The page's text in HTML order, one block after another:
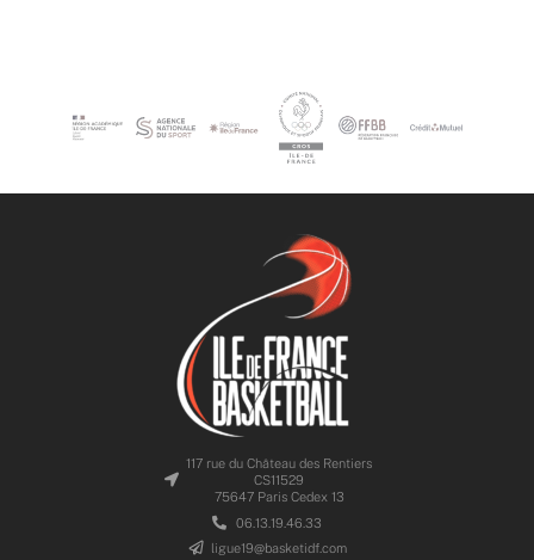
117 rue du Château des Rentiers
CS11529
75647 Paris Cedex 13
06.13.19.46.33
ligue19@basketidf.com